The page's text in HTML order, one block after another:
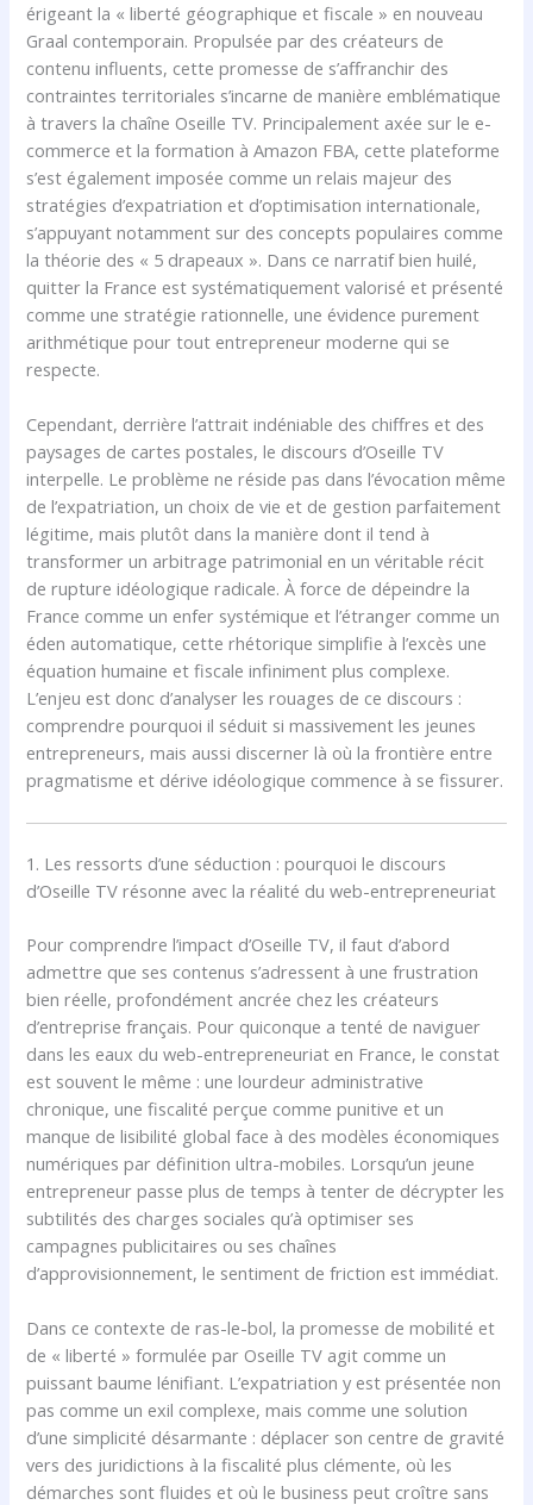
érigeant la « liberté géographique et fiscale » en nouveau
Graal contemporain. Propulsée par des créateurs de
contenu influents, cette promesse de s’affranchir des
contraintes territoriales s’incarne de manière emblématique
à travers la chaîne Oseille TV. Principalement axée sur le e-
commerce et la formation à Amazon FBA, cette plateforme
s’est également imposée comme un relais majeur des
stratégies d’expatriation et d’optimisation internationale,
s’appuyant notamment sur des concepts populaires comme
la théorie des « 5 drapeaux ». Dans ce narratif bien huilé,
quitter la France est systématiquement valorisé et présenté
comme une stratégie rationnelle, une évidence purement
arithmétique pour tout entrepreneur moderne qui se
respecte.
Cependant, derrière l’attrait indéniable des chiffres et des
paysages de cartes postales, le discours d’Oseille TV
interpelle. Le problème ne réside pas dans l’évocation même
de l’expatriation, un choix de vie et de gestion parfaitement
légitime, mais plutôt dans la manière dont il tend à
transformer un arbitrage patrimonial en un véritable récit
de rupture idéologique radicale. À force de dépeindre la
France comme un enfer systémique et l’étranger comme un
éden automatique, cette rhétorique simplifie à l’excès une
équation humaine et fiscale infiniment plus complexe.
L’enjeu est donc d’analyser les rouages de ce discours :
comprendre pourquoi il séduit si massivement les jeunes
entrepreneurs, mais aussi discerner là où la frontière entre
pragmatisme et dérive idéologique commence à se fissurer.
1. Les ressorts d’une séduction : pourquoi le discours
d’Oseille TV résonne avec la réalité du web-entrepreneuriat
Pour comprendre l’impact d’Oseille TV, il faut d’abord
admettre que ses contenus s’adressent à une frustration
bien réelle, profondément ancrée chez les créateurs
d’entreprise français. Pour quiconque a tenté de naviguer
dans les eaux du web-entrepreneuriat en France, le constat
est souvent le même : une lourdeur administrative
chronique, une fiscalité perçue comme punitive et un
manque de lisibilité global face à des modèles économiques
numériques par définition ultra-mobiles. Lorsqu’un jeune
entrepreneur passe plus de temps à tenter de décrypter les
subtilités des charges sociales qu’à optimiser ses
campagnes publicitaires ou ses chaînes
d’approvisionnement, le sentiment de friction est immédiat.
Dans ce contexte de ras-le-bol, la promesse de mobilité et
de « liberté » formulée par Oseille TV agit comme un
puissant baume lénifiant. L’expatriation y est présentée non
pas comme un exil complexe, mais comme une solution
d’une simplicité désarmante : déplacer son centre de gravité
vers des juridictions à la fiscalité plus clémente, où les
démarches sont fluides et où le business peut croître sans